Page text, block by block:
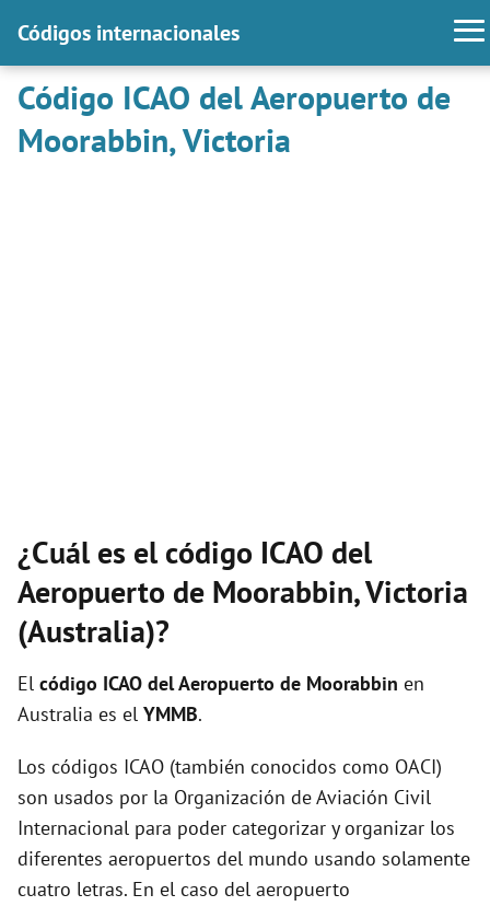
Códigos internacionales
Código ICAO del Aeropuerto de
Moorabbin, Victoria
¿Cuál es el código ICAO del
Aeropuerto de Moorabbin, Victoria
(Australia)?
El código ICAO delAeropuerto de Moorabbin en
Australia es el YMMB.
Los códigos ICAO (también conocidos como OACI)
son usados por la Organización de Aviación Civil
Internacional para poder categorizar y organizar los
diferentes aeropuertos del mundo usando solamente
cuatro letras. En el caso del aeropuerto